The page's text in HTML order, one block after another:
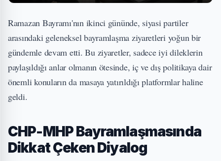
Ramazan Bayramı'nın ikinci gününde, siyasi partiler
arasındaki geleneksel bayramlaşma ziyaretleri yoğun bir
gündemle devam etti. Bu ziyaretler, sadece iyi dileklerin
paylaşıldığı anlar olmanın ötesinde, iç ve dış politikaya dair
önemli konuların da masaya yatırıldığı platformlar haline
geldi.
CHP-MHP Bayramlaşmasında
Dikkat Çeken Diyalog